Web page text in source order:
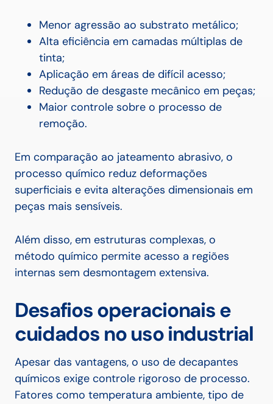
Menor agressão ao substrato metálico;
Alta eficiência em camadas múltiplas de
tinta;
Aplicação em áreas de difícil acesso;
Redução de desgaste mecânico em peças;
Maior controle sobre o processo de
remoção.
Em comparação ao jateamento abrasivo, o
processo químico reduz deformações
superficiais e evita alterações dimensionais em
peças mais sensíveis.
Além disso, em estruturas complexas, o
método químico permite acesso a regiões
internas sem desmontagem extensiva.
Desafios operacionais e
cuidados no uso industrial
Apesar das vantagens, o uso de decapantes
químicos exige controle rigoroso de processo.
Fatores como temperatura ambiente, tipo de